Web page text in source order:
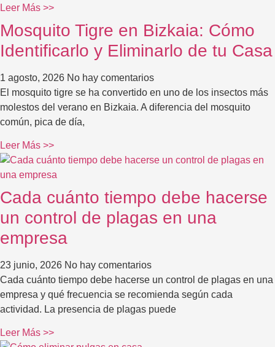
Leer Más >>
Mosquito Tigre en Bizkaia: Cómo
Identificarlo y Eliminarlo de tu Casa
1 agosto, 2026 No hay comentarios
El mosquito tigre se ha convertido en uno de los insectos más
molestos del verano en Bizkaia. A diferencia del mosquito
común, pica de día,
Leer Más >>
Cada cuánto tiempo debe hacerse
un control de plagas en una
empresa
23 junio, 2026 No hay comentarios
Cada cuánto tiempo debe hacerse un control de plagas en una
empresa y qué frecuencia se recomienda según cada
actividad. La presencia de plagas puede
Leer Más >>